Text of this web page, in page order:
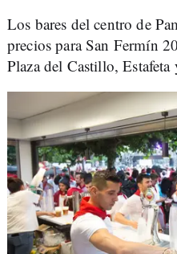
Los bares del centro de
precios para San Fermín
Plaza del Castillo,